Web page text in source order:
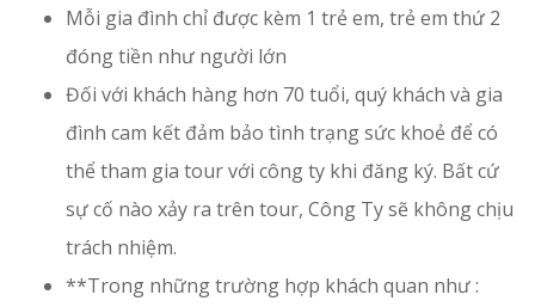
Mỗi gia đình chỉ được kèm 1 trẻ em, trẻ em thứ 2
đóng tiền như người lớn
Đối với khách hàng hơn 70 tuổi, quý khách và gia
đình cam kết đảm bảo tình trạng sức khoẻ để có
thể tham gia tour với công ty khi đăng ký. Bất cứ
sự cố nào xảy ra trên tour, Công Ty sẽ không chịu
trách nhiệm.
**Trong những trường hợp khách quan như :